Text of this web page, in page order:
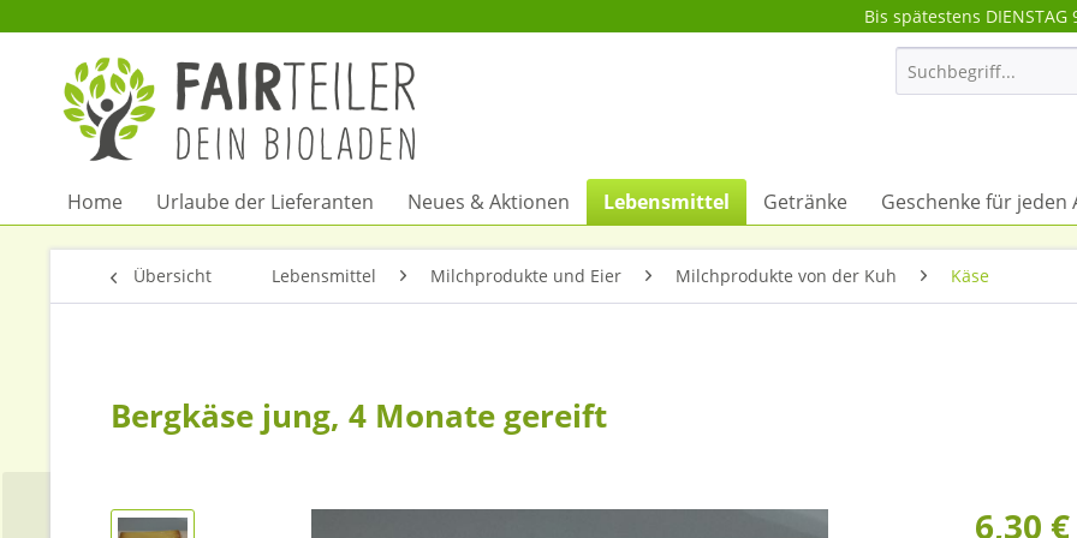
Bis spätestens
Home Urlaube der Lieferanten Neues & Aktionen Lebensmittel Getränke Geschenke für jeden
Übersicht Lebensmittel Milchprodukte und Eier Milchprodukte von der Kuh Käse
Bergkäse jung, 4 Monate gereift
6,30 €